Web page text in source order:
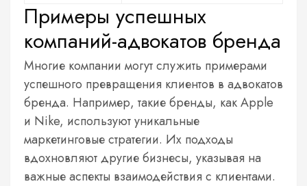
Примеры успешных
компаний-адвокатов бренда
Многие компании могут служить примерами
успешного превращения клиентов в адвокатов
бренда. Например, такие бренды, как Apple
и Nike, используют уникальные
маркетинговые стратегии. Их подходы
вдохновляют другие бизнесы, указывая на
важные аспекты взаимодействия с клиентами.